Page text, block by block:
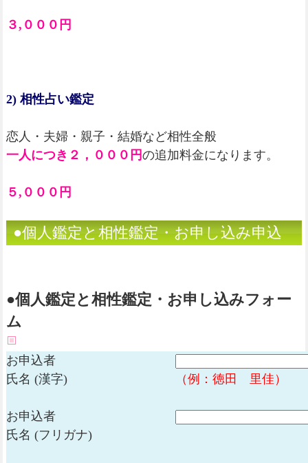
３,０００円
2) 相性占い鑑定
恋人・夫婦・親子・結婚など相性全般
一人につき２，０００円の追加料金になります。
５,０００円
●個人鑑定と相性鑑定・お申し込み申込
●個人鑑定と相性鑑定・お申し込みフォー
ム
お申込者
氏名 (漢字)
（例：徳田 里佳）
お申込者
氏名 (フリガナ)